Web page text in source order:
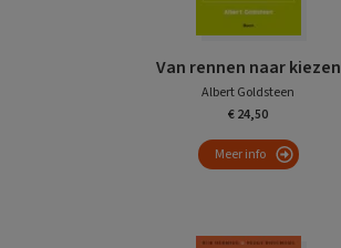
Van rennen naar kiezen
Albert Goldsteen
€ 24,50
Meer info